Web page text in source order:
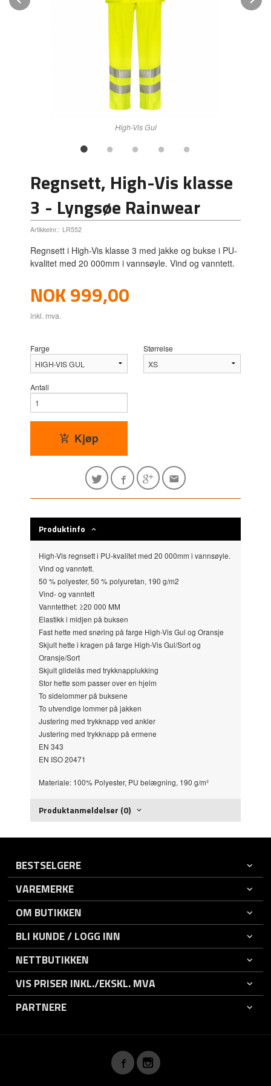
High-Vis Gul
Regnsett, High-Vis klasse
3 - Lyngsøe Rainwear
Artikkelnr.: LR552
Regnsett i High-Vis klasse 3 med jakke og bukse i PU-
kvalitet med 20 000mm i vannsøyle. Vind og vanntett.
Pris
NOK999,00
inkl. mva.
Farge Størrelse
Antall
Kjøp
Produktinfo
High-Vis regnsett i PU-kvalitet med 20 000mm i vannsøyle.
Vind og vanntett.
50 % polyester, 50 % polyuretan, 190 g/m2
Vind- og vanntett
Vanntetthet: ≥20 000 MM
Elastikk i midjen på buksen
Fast hette med snøring på farge High-Vis Gul og Oransje
Skjult hette i kragen på farge High-Vis Gul/Sort og
Oransje/Sort
Skjult glidelås med trykknapplukking
Stor hette som passer over en hjelm
To sidelommer på buksene
To utvendige lommer på jakken
Justering med trykknapp ved ankler
Justering med trykknapp på ermene
EN 343
EN ISO 20471
Materiale: 100% Polyester, PU belægning, 190 g/m²
Produktanmeldelser (0)
BESTSELGERE
VAREMERKE
OM BUTIKKEN
BLI KUNDE / LOGG INN
NETTBUTIKKEN
VIS PRISER INKL./EKSKL. MVA
PARTNERE